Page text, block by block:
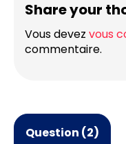
Share your
Vous devez vous
commentaire.
Question (2)